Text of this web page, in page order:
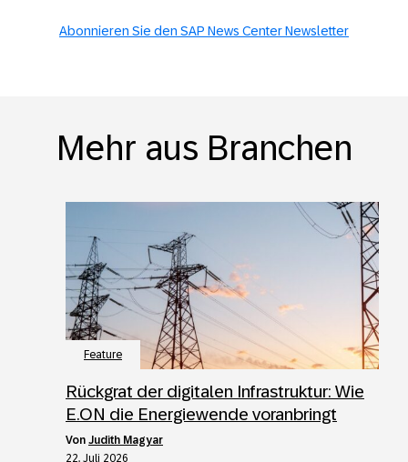
Abonnieren Sie den SAP News Center Newsletter
Mehr aus Branchen
Feature
Rückgrat der digitalen Infrastruktur: Wie
E.ON die Energiewende voranbringt
von Judith Magyar
22. Juli 2026